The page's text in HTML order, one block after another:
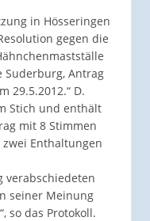
in Hösseringen
gegen die
Suderburg, Antrag
29.5.2012.“ D.
Stich und enthält
mit 8 Stimmen
Enthaltungen
verabschiedeten
seiner Meinung
so das Protokoll.